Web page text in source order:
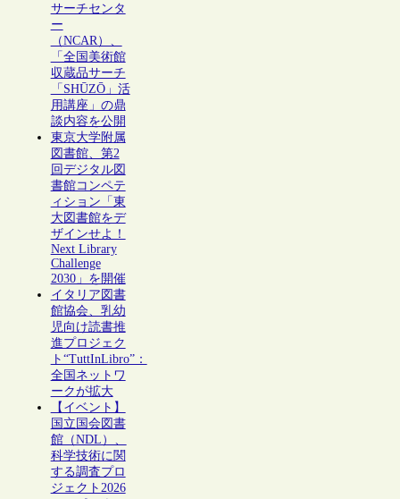
サーチセンタ
ー
（NCAR）、
「全国美術館
収蔵品サーチ
「SHŪZŌ」活
用講座」の鼎
談内容を公開
東京大学附属
図書館、第2
回デジタル図
書館コンペテ
ィション「東
大図書館をデ
ザインせよ！
Next Library
Challenge
2030」を開催
イタリア図書
館協会、乳幼
児向け読書推
進プロジェク
ト“TuttInLibro”：
全国ネットワ
ークが拡大
【イベント】
国立国会図書
館（NDL）、
科学技術に関
する調査プロ
ジェクト2026